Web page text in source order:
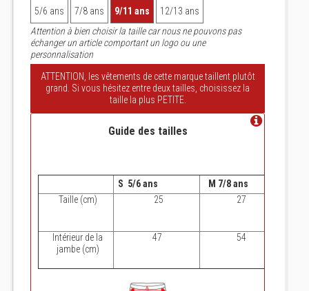
5/6 ans 7/8 ans 9/11 ans
12/13 ans
Attention à bien choisir la taille car nous ne pouvons pas
échanger un article comportant un logo ou une
personnalisation
ATTENTION, les vêtements de cette marque taillent plutôt
grand. Si vous hésitez entre deux tailles, choisissez la
taille la plus PETITE.
Guide des tailles
S 5/6 ans M 7/8 ans
Taille (cm)
25 27
Intérieur de la
jambe (cm)
47 54